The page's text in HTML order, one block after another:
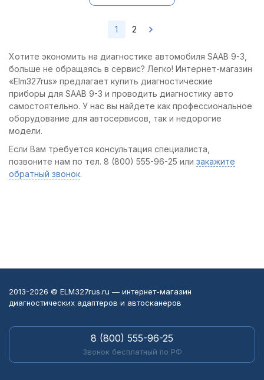
1 2
Хотите экономить на диагностике автомобиля SAAB 9-3,
больше не обращаясь в сервис? Легко! Интернет-магазин
«Elm327rus» предлагает купить диагностические
приборы для SAAB 9-3 и проводить диагностику авто
самостоятельно. У нас вы найдете как профессиональное
оборудование для автосервисов, так и недорогие
модели.
Если Вам требуется консультация специалиста,
позвоните нам по тел. 8 (800) 555-96-25 или закажите
обратный звонок.
2013-2026 © ELM327rus.ru — интернет-магазин
диагностических адаптеров и автосканеров
8 (800) 555-96-25
Звонок бесплатный по РФ